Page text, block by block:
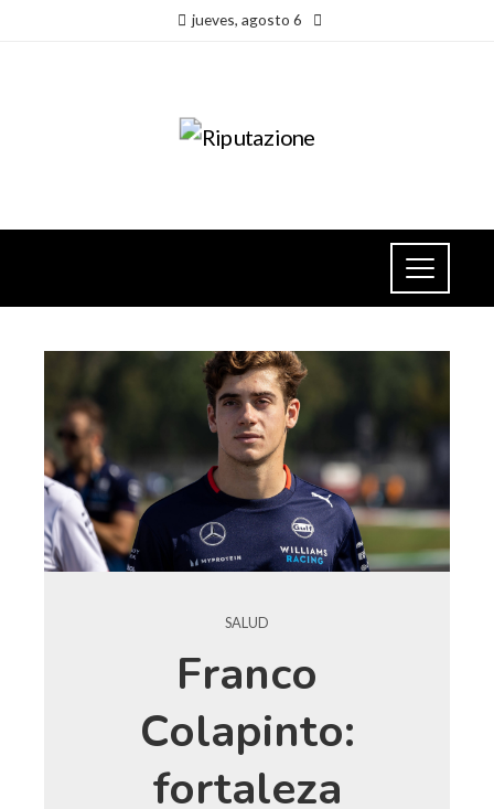
jueves, agosto 6
SALUD
Franco
Colapinto:
fortaleza